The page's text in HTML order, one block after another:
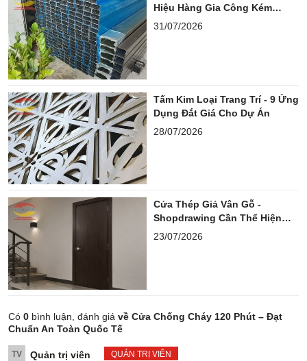
Hiệu Hàng Gia Công Kém
Chuẩn
31/07/2026
Tấm Kim Loại Trang Trí - 9 Ứng
Dụng Đắt Giá Cho Dự Án
28/07/2026
Cửa Thép Giả Vân Gỗ -
Shopdrawing Cần Thể Hiện
Những Gì?
23/07/2026
Có 0 bình luận, đánh giá về Cửa Chống Cháy 120 Phút – Đạt
Chuẩn An Toàn Quốc Tế
TV Quản trị viên QUẢN TRỊ VIÊN